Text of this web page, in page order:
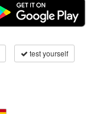
test yourself